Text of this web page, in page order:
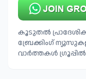
കൂടുതൽ
ബ്രേക്കിംഗ്
വാർത്തകൾ